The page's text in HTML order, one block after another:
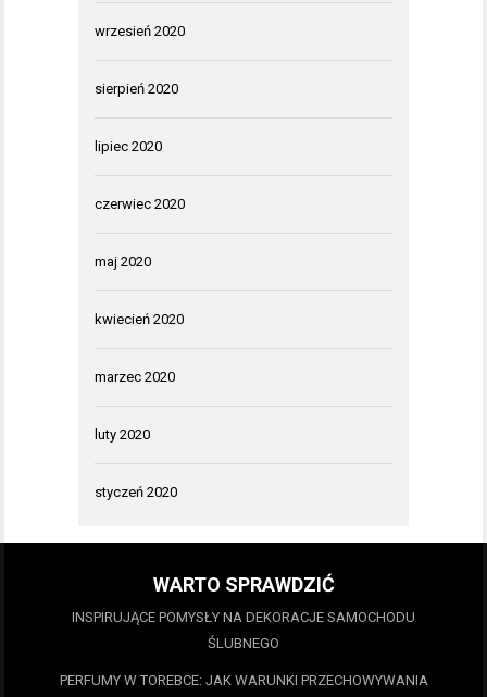
wrzesień 2020
sierpień 2020
lipiec 2020
czerwiec 2020
maj 2020
kwiecień 2020
marzec 2020
luty 2020
styczeń 2020
WARTO SPRAWDZIĆ
INSPIRUJĄCE POMYSŁY NA DEKORACJE SAMOCHODU
ŚLUBNEGO
PERFUMY W TOREBCE: JAK WARUNKI PRZECHOWYWANIA